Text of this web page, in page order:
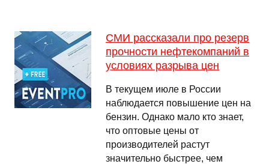
СМИ рассказали про резерв
прочности нефтекомпаний в
условиях разрыва цен
В текущем июле в России
наблюдается повышение цен на
бензин. Однако мало кто знает,
что оптовые цены от
производителей растут
значительно быстрее, чем